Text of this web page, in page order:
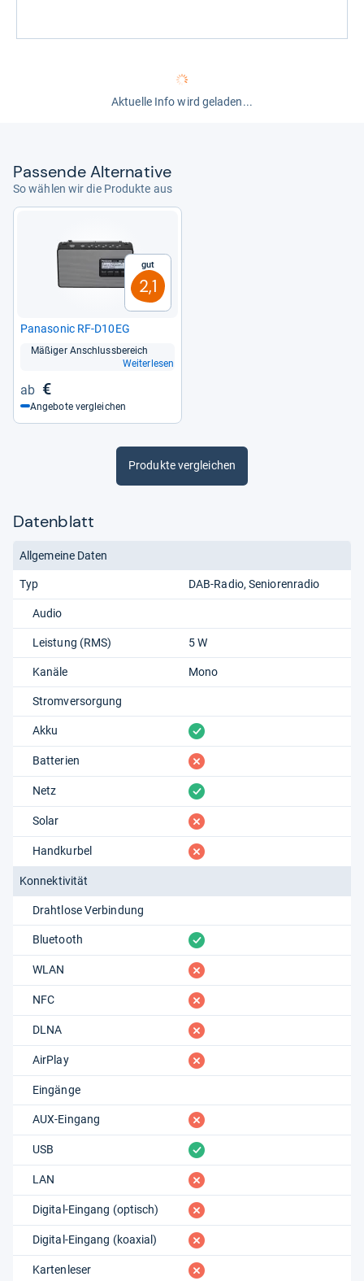
Aktuelle Info wird geladen...
Pas­sende Alter­na­tive
So wählen wir die Produkte aus
Gut
2,1
Pana­so­nic RF-​D10EG
Mäßi­ger Anschluss­be­reich
Weiterlesen
€
Angebote vergleichen
Produkte vergleichen
Datenblatt
Allgemeine Daten
Typ DAB-Radio Seniorenradio
Audio
Leistung (RMS) 5 W
Kanäle Mono
Stromversorgung
Akku vorhanden
Batterien fehlt
Netz vorhanden
Solar fehlt
Handkurbel fehlt
Konnektivität
Drahtlose Verbindung
Bluetooth vorhanden
WLAN fehlt
NFC fehlt
DLNA fehlt
AirPlay fehlt
Eingänge
AUX-Eingang fehlt
USB vorhanden
LAN fehlt
Digital-Eingang (optisch) fehlt
Digital-Eingang (koaxial) fehlt
Kartenleser fehlt